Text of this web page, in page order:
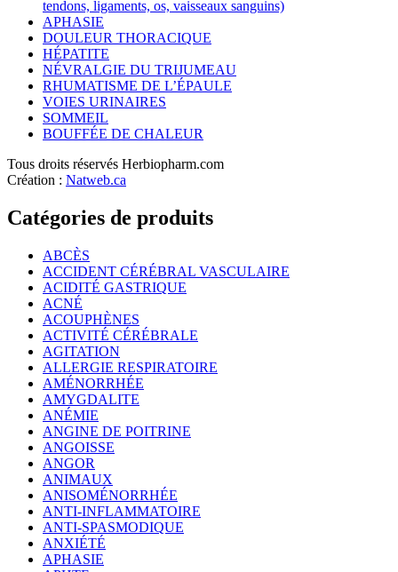
tendons, ligaments, os, vaisseaux sanguins)
APHASIE
DOULEUR THORACIQUE
HÉPATITE
NÉVRALGIE DU TRIJUMEAU
RHUMATISME DE L’ÉPAULE
VOIES URINAIRES
SOMMEIL
BOUFFÉE DE CHALEUR
Tous droits réservés Herbiopharm.com
Création : Natweb.ca
Catégories de produits
ABCÈS
ACCIDENT CÉRÉBRAL VASCULAIRE
ACIDITÉ GASTRIQUE
ACNÉ
ACOUPHÈNES
ACTIVITÉ CÉRÉBRALE
AGITATION
ALLERGIE RESPIRATOIRE
AMÉNORRHÉE
AMYGDALITE
ANÉMIE
ANGINE DE POITRINE
ANGOISSE
ANGOR
ANIMAUX
ANISOMÉNORRHÉE
ANTI-INFLAMMATOIRE
ANTI-SPASMODIQUE
ANXIÉTÉ
APHASIE